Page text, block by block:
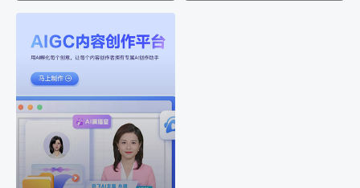
AIGC平台
用AI孵化每个创意
讯飞AIGC平台：让每个创
作者都拥有自己的专注AI
创作助手